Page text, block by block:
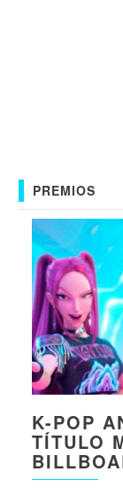
PREMIOS
K-POP
TÍTULO